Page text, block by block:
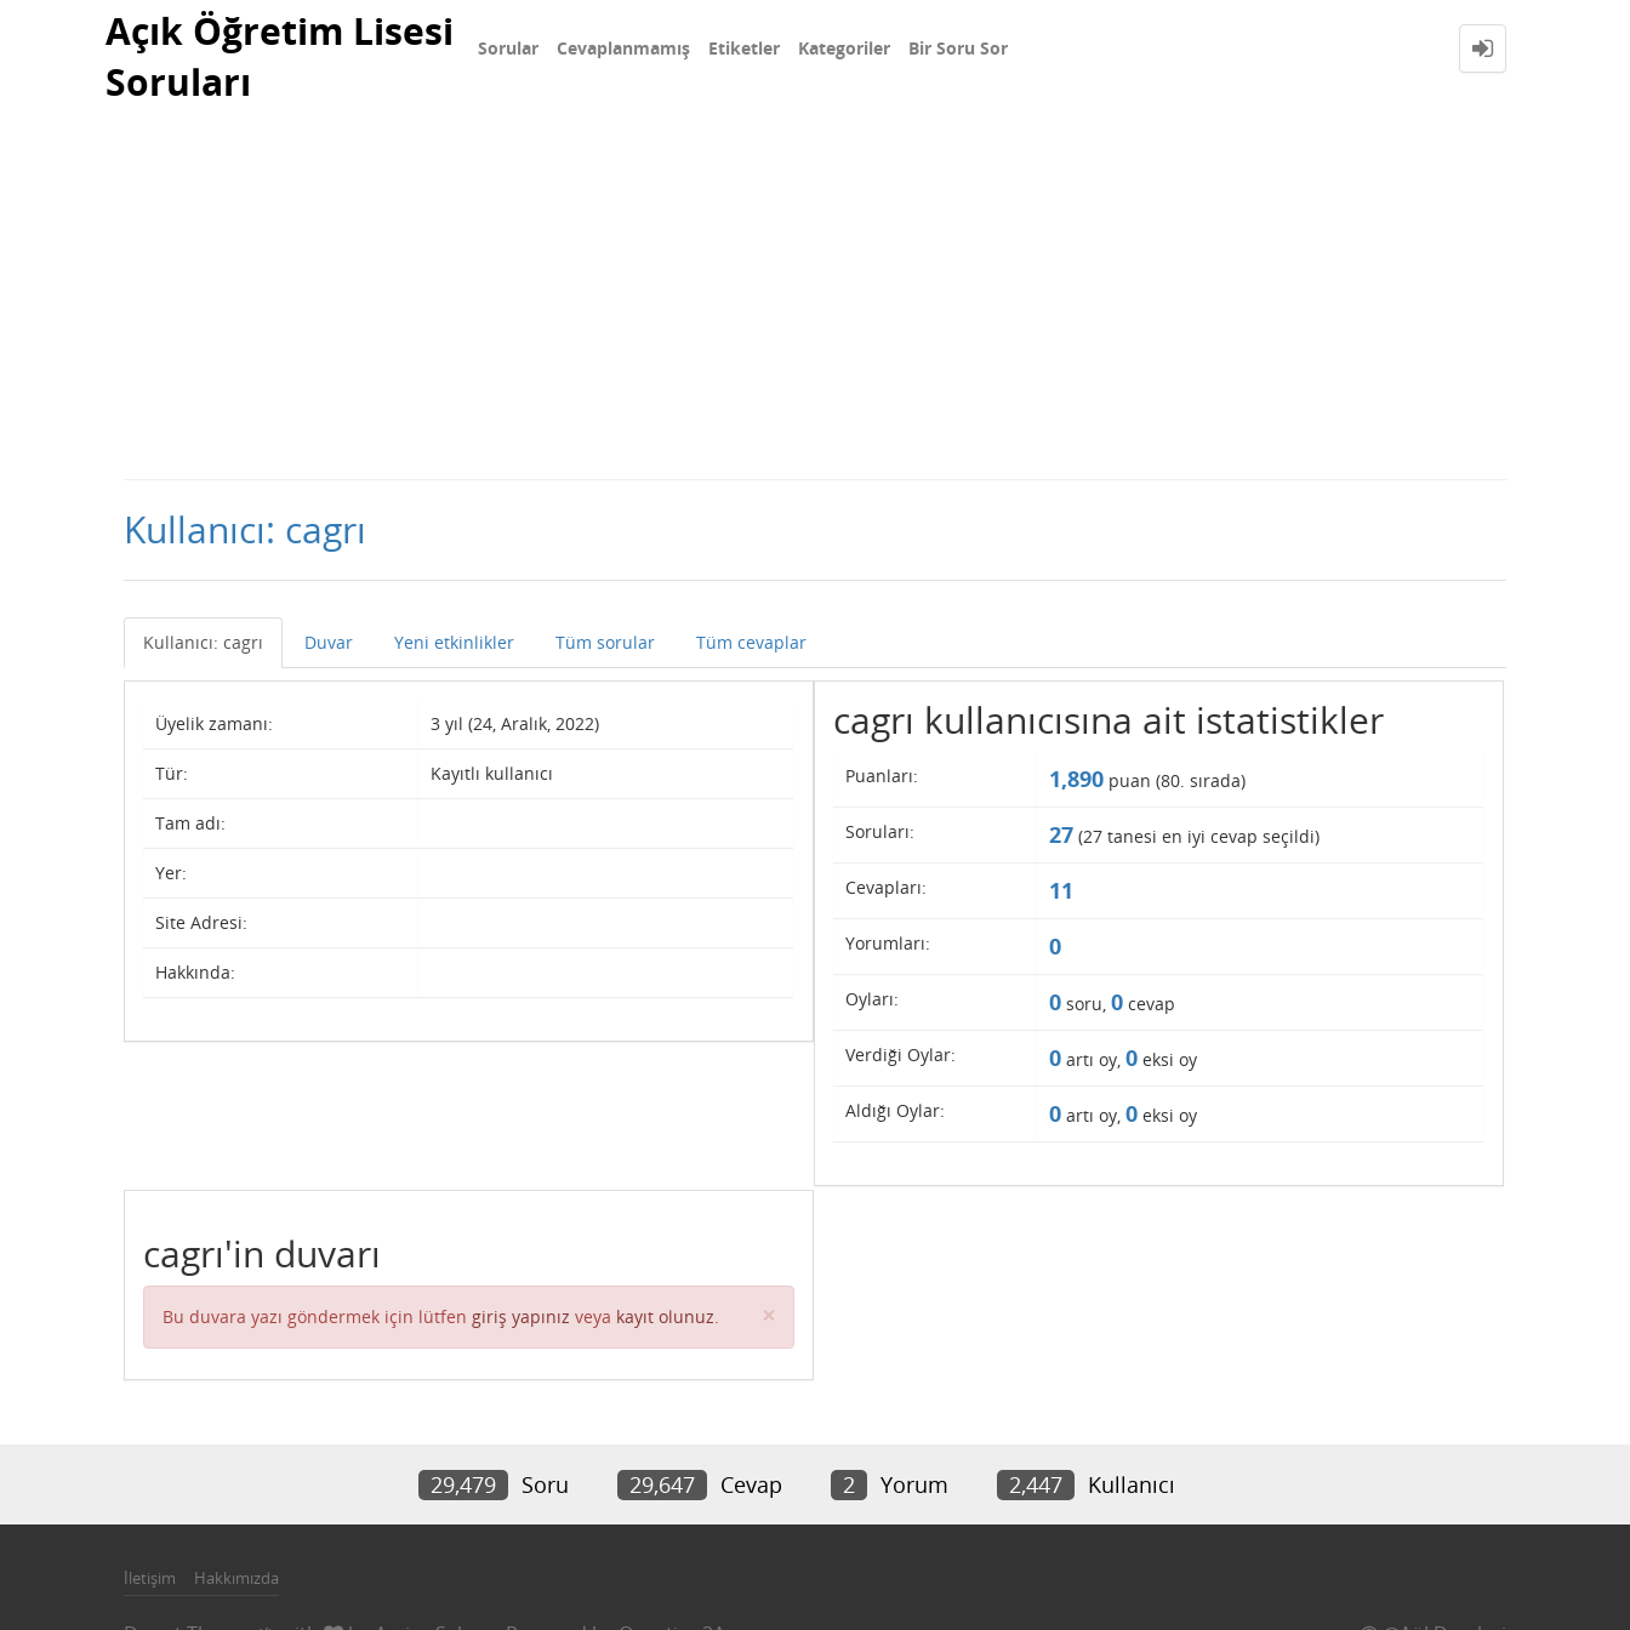
Açık Öğretim Lisesi
Soruları
Sorular Cevaplanmamış Etiketler Kategoriler Bir Soru Sor
Kullanıcı: cagrı
Kullanıcı: cagrı Duvar Yeni etkinlikler Tüm sorular Tüm cevaplar
Üyelik zamanı: 3 yıl (24, Aralık, 2022)
Tür: Kayıtlı kullanıcı
Tam adı:
Yer:
Site Adresi:
Hakkında:
cagrı kullanıcısına ait istatistikler
Puanları: 1,890puan (80. sırada)
Soruları: 27(27tanesi en iyi cevap seçildi)
Cevapları: 11
Yorumları: 0
Oyları: 0soru, 0cevap
Verdiği Oylar: 0artı oy, 0eksi oy
Aldığı Oylar: 0artı oy, 0eksi oy
cagrı'in duvarı
Bu duvara yazı göndermek için lütfen giriş yapınız veya kayıt olunuz. ×
29,479 Soru 29,647 Cevap 2 Yorum 2,447 Kullanıcı
İletişim Hakkımızda